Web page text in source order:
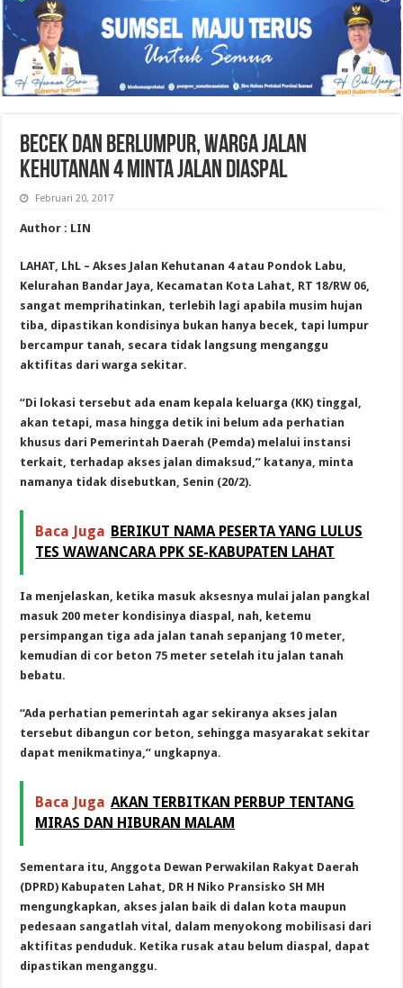
BECEK DAN BERLUMPUR, WARGA JALAN
KEHUTANAN 4 MINTA JALAN DIASPAL
Februari 20, 2017
Author : LIN
LAHAT, LhL – Akses Jalan Kehutanan 4 atau Pondok Labu,
Kelurahan Bandar Jaya, Kecamatan Kota Lahat, RT 18/RW 06,
sangat memprihatinkan, terlebih lagi apabila musim hujan
tiba, dipastikan kondisinya bukan hanya becek, tapi lumpur
bercampur tanah, secara tidak langsung menganggu
aktifitas dari warga sekitar.
“Di lokasi tersebut ada enam kepala keluarga (KK) tinggal,
akan tetapi, masa hingga detik ini belum ada perhatian
khusus dari Pemerintah Daerah (Pemda) melalui instansi
terkait, terhadap akses jalan dimaksud,” katanya, minta
namanya tidak disebutkan, Senin (20/2).
Baca Juga BERIKUT NAMA PESERTA YANG LULUS
TES WAWANCARA PPK SE-KABUPATEN LAHAT
Ia menjelaskan, ketika masuk aksesnya mulai jalan pangkal
masuk 200 meter kondisinya diaspal, nah, ketemu
persimpangan tiga ada jalan tanah sepanjang 10 meter,
kemudian di cor beton 75 meter setelah itu jalan tanah
bebatu.
“Ada perhatian pemerintah agar sekiranya akses jalan
tersebut dibangun cor beton, sehingga masyarakat sekitar
dapat menikmatinya,” ungkapnya.
Baca Juga AKAN TERBITKAN PERBUP TENTANG
MIRAS DAN HIBURAN MALAM
Sementara itu, Anggota Dewan Perwakilan Rakyat Daerah
(DPRD) Kabupaten Lahat, DR H Niko Pransisko SH MH
mengungkapkan, akses jalan baik di dalan kota maupun
pedesaan sangatlah vital, dalam menyokong mobilisasi dari
aktifitas penduduk. Ketika rusak atau belum diaspal, dapat
dipastikan menganggu.